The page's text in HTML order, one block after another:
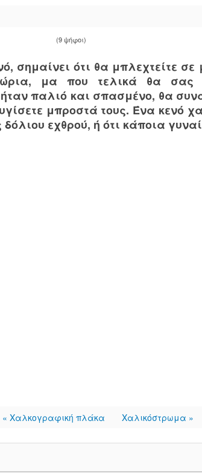
(9 ψήφοι)
σημαίνει ότι θα μπλεχτείτε
μα που τελικά θα σας
παλιό και σπασμένο, θα
μπροστά τους. Ένα κενό
δόλιου εχθρού, ή ότι κάποια
« Χαλκογραφική πλάκα Χαλικόστρωμα »